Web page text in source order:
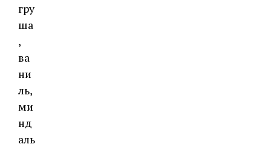
гру
ша
,
ва
ни
ль,
ми
нд
аль